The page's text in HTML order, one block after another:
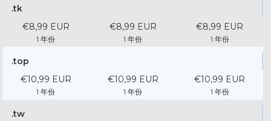
.tk
€8,99 EUR
1 年份
€8,99 EUR
1 年份
€8,99 EUR
1 年份
.top
€10,99 EUR
1 年份
€10,99 EUR
1 年份
€10,99 EUR
1 年份
.tw